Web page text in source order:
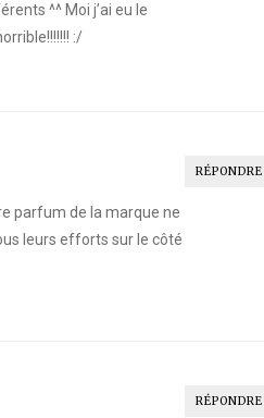
^^ Moi j’ai eu le
:/
RÉPONDRE
parfum de la marque ne
leurs efforts sur le côté
RÉPONDRE